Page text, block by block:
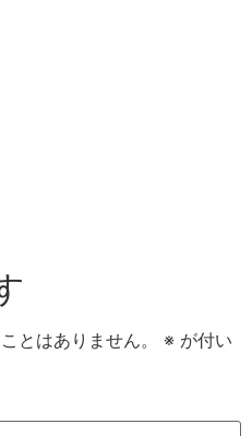
とはありません。 ※ が付い